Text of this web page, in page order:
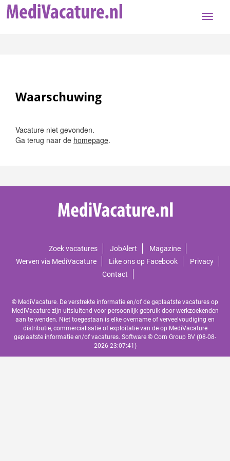
Toggle
Waarschuwing
Vacature niet gevonden.
Ga terug naar de homepage.
Zoek vacatures JobAlert
Magazine
Werven via MediVacature
Like ons op Facebook
Privacy
Contact
© MediVacature. De verstrekte informatie en/of de geplaatste vacatures op
MediVacature zijn uitsluitend voor persoonlijk gebruik door werkzoekenden
aan te wenden. Niet toegestaan is elke overname of verveelvoudiging en
distributie, commercialisatie of exploitatie van de op MediVacature
geplaatste informatie en/of vacatures. Software © Corn Group BV (08-08-
2026 23:07:41)